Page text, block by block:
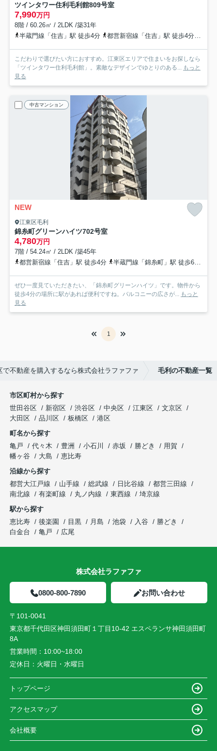
ツインタワー住利毛利館809号室
7,990万円
8階 / 60.26㎡ / 2LDK /築31年
半蔵門線「住吉」駅 徒歩4分
都営新宿線「住吉」駅 徒歩4分
こだわりで選びたい方におすすめ。江東区エリアで住まいをお探しなら
「ツインタワー住利毛利館」。素敵なデザインでゆとりのある... もっと
見る
中古マンション
NEW
江東区毛利
錦糸町グリーンハイツ702号室
4,780万円
7階 / 54.24㎡ / 2LDK /築45年
都営新宿線「住吉」駅 徒歩4分
半蔵門線「錦糸町」駅 徒歩6分
ぜひ一度見ていただきたい、「錦糸町グリーンハイツ」です。物件から
徒歩4分の場所に駅があれば便利ですね。バルコニーの広さが... もっと
見る
1
で不動産を購入するなら株式会社ラファファ 毛利の不動産一覧
市区町村から探す
世田谷区
新宿区 渋谷区 中央区 江東区
文京区
大田区
品川区 板橋区
港区
町名から探す
亀戸
代々木 豊洲 小石川 赤坂 勝どき
用賀
幡ヶ谷
大島
恵比寿
沿線から探す
都営大江戸線
山手線 総武線 日比谷線
都営三田線
南北線
有楽町線 丸ノ内線 東西線
埼京線
駅から探す
恵比寿
後楽園 目黒 月島 池袋 入谷
勝どき
白金台
亀戸 広尾
株式会社ラファファ
0800-800-7890 お問い合わせ
〒101-0041
東京都千代田区神田須田町１丁目10-42 エスペランサ神田須田町
8A
営業時間： 10:00~18:00
定休日： 火曜日・水曜日
トップページ
アクセスマップ
会社概要